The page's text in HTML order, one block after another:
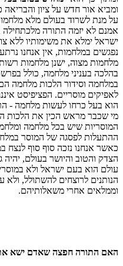
ומביא אור חדש על ציון
על מנת לשרוד בעולם מלא
אמנם לא יזמה התורה
ישראל ימלא את משימותיו ללא
נפגשים במלחמות, אין אנחנו
מלחמות מצוה, ישנן מלחמות
בהלכה בעניני מלחמה, כולל
במלחמה וסידור הלכות מלחמה
לאפיקים מוסריים. הפציפיסט
הוא בעל כרחו לעשות מלחמה -
מי שכבר מראש הכין את הלכות
המוסריות שיש בכל מלחמה
ההתעלות לפסגה של המוסר
כאשר אנחנו נזכה סוף סוף לנצח
הצדק והטוב והיושר בעולם, יהיה
עולם הוא בעם ישראל ולא
הנותנים לרוצחים להשתולל,
וממלאים אחרי משאלותיהם.
האם התורה חפצה שאדם ישא